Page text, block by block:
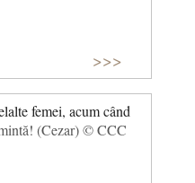
>>>
femei, acum când
(Cezar) © CCC